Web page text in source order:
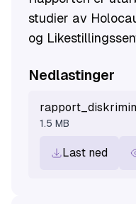
studier av
og
(IMDi).
Nedlastinger
1.5 MB
Last ned